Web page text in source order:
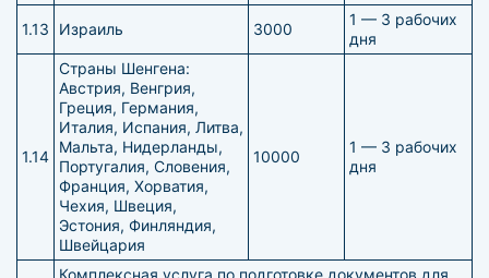
1.13 Израиль 3000
1 — 3 рабочих
дня
1.14
Страны Шенгена:
Австрия, Венгрия,
Греция, Германия,
Италия, Испания, Литва,
Мальта, Нидерланды,
Португалия, Словения,
Франция, Хорватия,
Чехия, Швеция,
Эстония, Финляндия,
Швейцария
10000
1 — 3 рабочих
дня
Комплексная услуга по подготовке документов для